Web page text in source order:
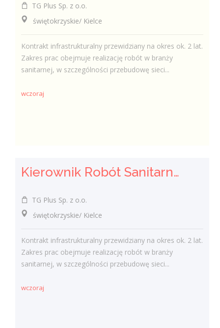
TG Plus Sp. z o.o.
świętokrzyskie/ Kielce
Kontrakt infrastrukturalny przewidziany na okres ok. 2 lat.
Zakres prac obejmuje realizację robót w branży
sanitarnej, w szczególności przebudowę sieci...
wczoraj
Kierownik Robót Sanitarnych
TG Plus Sp. z o.o.
świętokrzyskie/ Kielce
Kontrakt infrastrukturalny przewidziany na okres ok. 2 lat.
Zakres prac obejmuje realizację robót w branży
sanitarnej, w szczególności przebudowę sieci...
wczoraj